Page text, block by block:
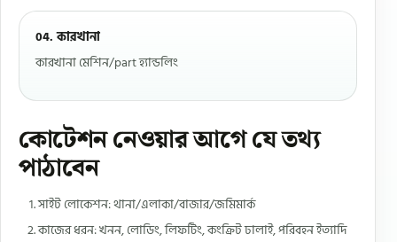
04. কারখানা
কারখানা মেশিন/part হ্যান্ডলিং
কোটেশন নেওয়ার আগে যে তথ্য
পাঠাবেন
সাইট লোকেশন: থানা/এলাকা/বাজার/জমিমার্ক
কাজের ধরন: খনন, লোডিং, লিফটিং, কংক্রিট ঢালাই, পরিবহন ইত্যাদি